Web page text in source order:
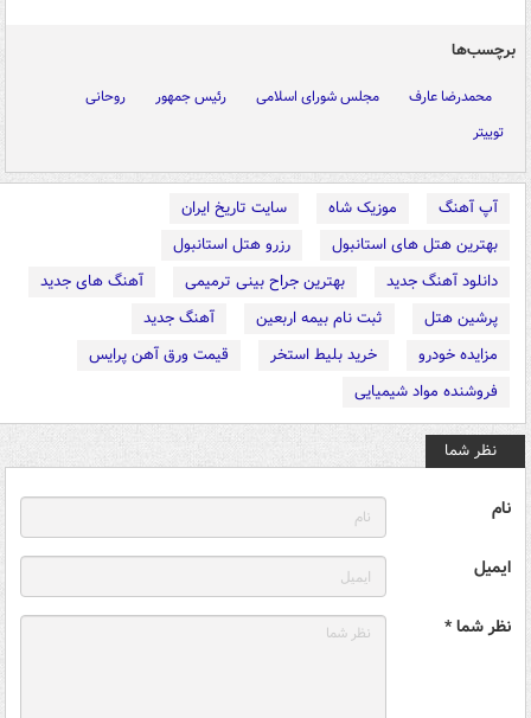
برچسب‌ها
محمدرضا عارف مجلس شورای اسلامی رئیس جمهور
روحانی
توییتر
آپ آهنگ موزیک شاه
سایت تاریخ ایران
بهترین هتل های استانبول
رزرو هتل استانبول
دانلود آهنگ جدید
بهترین جراح بینی ترمیمی
آهنگ های جدید
پرشین هتل
ثبت نام بیمه اربعین
آهنگ جدید
مزایده خودرو
خرید بلیط استخر
قیمت ورق آهن پرایس
فروشنده مواد شیمیایی
نظر شما
نام
ایمیل
نظر شما *